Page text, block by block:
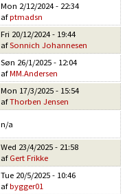
Mon 2/12/2024 - 22:34
afptmadsn
Fri 20/12/2024 - 19:44
afSonnich Johannesen
Søn 26/1/2025 - 12:04
afMM.Andersen
Mon 17/3/2025 - 15:54
afThorben Jensen
n/a
Wed 23/4/2025 - 21:58
af Gert Frikke
Tue 20/5/2025 - 10:46
afbygger01